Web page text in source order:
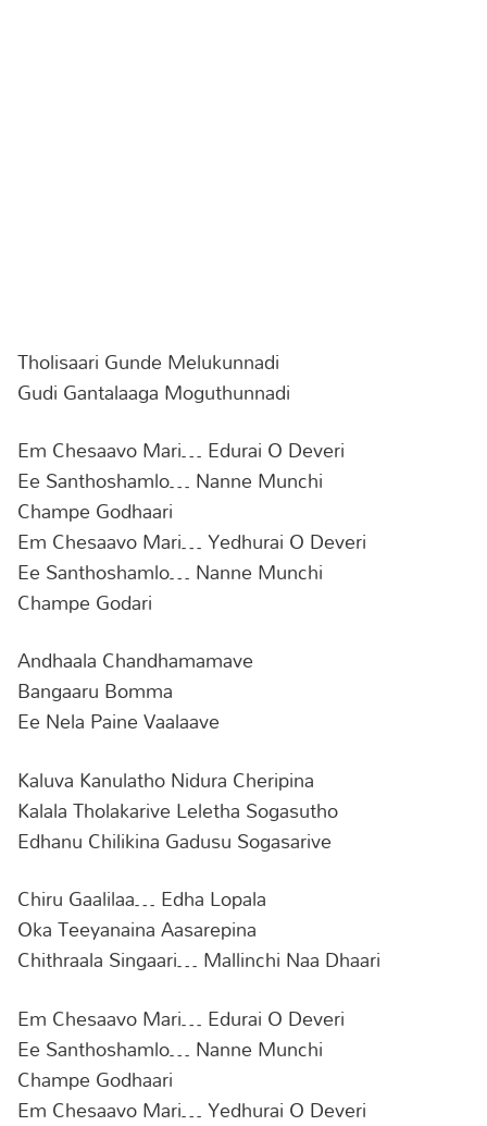
Tholisaari Gunde Melukunnadi
Gudi Gantalaaga Moguthunnadi
Em Chesaavo Mari… Edurai O Deveri
Ee Santhoshamlo… Nanne Munchi
Champe Godhaari
Em Chesaavo Mari… Yedhurai O Deveri
Ee Santhoshamlo… Nanne Munchi
Champe Godari
Andhaala Chandhamamave
Bangaaru Bomma
Ee Nela Paine Vaalaave
Kaluva Kanulatho Nidura Cheripina
Kalala Tholakarive Leletha Sogasutho
Edhanu Chilikina Gadusu Sogasarive
Chiru Gaalilaa… Edha Lopala
Oka Teeyanaina Aasarepina
Chithraala Singaari… Mallinchi Naa Dhaari
Em Chesaavo Mari… Edurai O Deveri
Ee Santhoshamlo… Nanne Munchi
Champe Godhaari
Em Chesaavo Mari… Yedhurai O Deveri